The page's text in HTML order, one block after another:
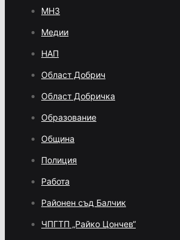
МНЗ
Медии
НАП
Област Добрич
Област Добричка
Образование
Община
Полиция
Работа
Районен съд Балчик
ЧПГТП „Райко Цончев“